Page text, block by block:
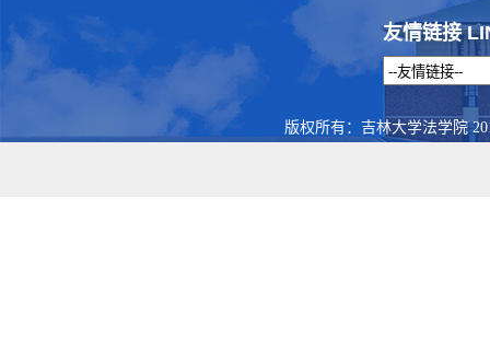
友情链接
版权所有：吉林大学法学院